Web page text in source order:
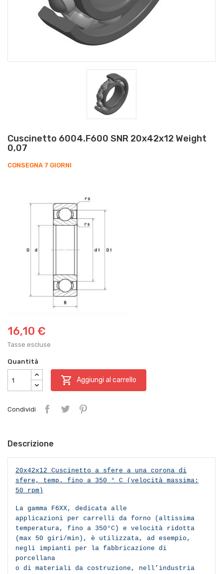
Cuscinetto 6004.F600 SNR 20x42x12 Weight
0,07
CONSEGNA 7 GIORNI
16,10 €
Tasse escluse
Quantità
 Aggiungi al carrello
Condividi
Descrizione
20x42x12 Cuscinetto a sfere a una corona di
sfere, temp. fino a 350 ° C (velocità massima:
50 rpm)
La gamma F6XX, dedicata alle
applicazioni per carrelli da forno (altissima
temperatura, fino a 350°C) e velocità ridotta
(max 50 giri/min), è utilizzata, ad esempio,
negli impianti per la fabbricazione di
porcellana
o di materiali da costruzione, nell’industria